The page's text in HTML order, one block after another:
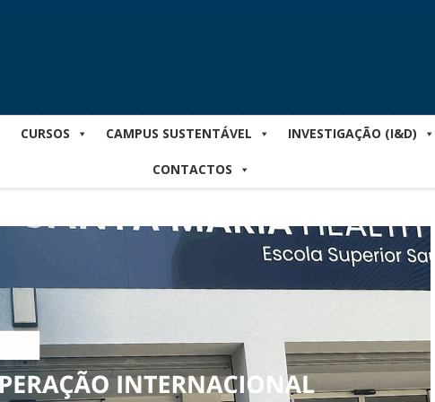
CURSOS CAMPUS SUSTENTÁVEL INVESTIGAÇÃO (I&D)
CONTACTOS